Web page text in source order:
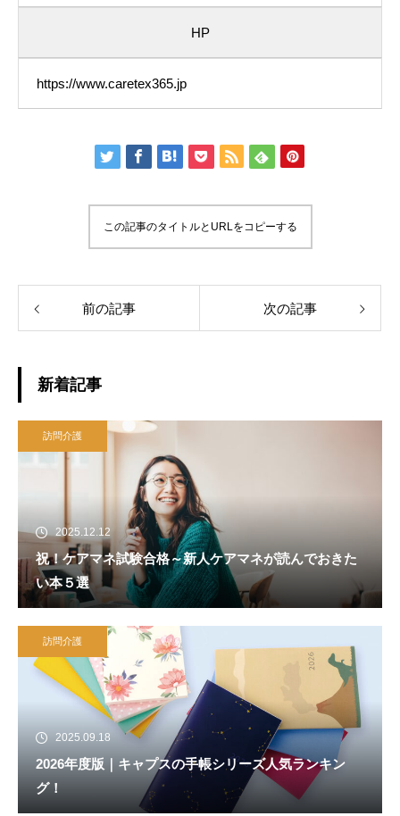
HP
https://www.caretex365.jp
この記事のタイトルとURLをコピーする
前の記事 次の記事
新着記事
訪問介護
2025.12.12
祝！ケアマネ試験合格～新人ケアマネが読んでおきた
い本５選
訪問介護
2025.09.18
2026年度版｜キャプスの手帳シリーズ人気ランキン
グ！